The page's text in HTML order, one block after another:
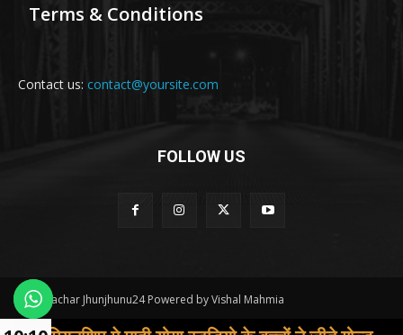
Terms & Conditions
Contact us: contact@yoursite.com
FOLLOW US
© Samachar Jhunjhunu24 Powered by Vishal Mahmia